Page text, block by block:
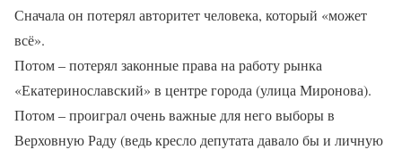
Сначала он потерял авторитет человека, который «может
всё».
Потом – потерял законные права на работу рынка
«Екатеринославский» в центре города (улица Миронова).
Потом – проиграл очень важные для него выборы в
Верховную Раду (ведь кресло депутата давало бы и личную